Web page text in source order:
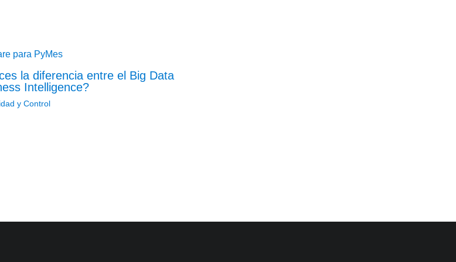
la diferencia entre el Big Data
Intelligence?
y Control